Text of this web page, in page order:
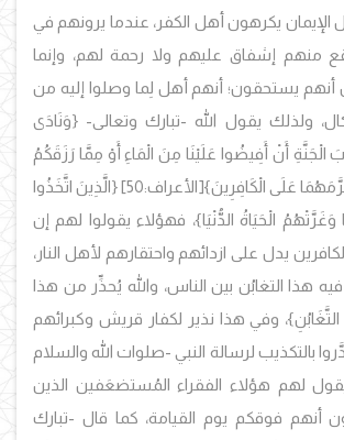
الإيمان يكرهون أهل الكفر، عندما يرونهم في
منهم إشفاق عليهم ولا رحمة لهم، وإنما
يستحقون؛ أنهم أهل لِما وصلوا إليه من
ولذلك يقول الله -تبارك وتعالى- {وَنَادَى
الْجَنَّةِ أَنْ أَفِيضُوا عَلَيْنَا مِنَ الْمَاءِ أَوْ مِمَّا رَزَقَكُمُ
حَرَّمَهُمَا عَلَى الْكَافِرِينَ}[الأعراف:50]
{الَّذِينَ اتَّخَذُوا
الْحَيَاةُ الدُّنْيَا}، فهؤلاء يقولوا لهم إن
يدل على ازدائهم واحتقارهم لأهل النار،
هذا التغابُن بين الناس، والله يُحذِّر من هذا
وفي هذا نذير لكفار قريش وكبرائهم
بالتكذيب لرسالة النبي -صلوات الله والسلام
لهم هؤلاء الفقراء المُستضعَفين الذين
أنهم فوقكم يوم القيامة، كما قال -تبارك